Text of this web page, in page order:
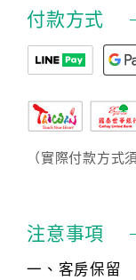
付款方式
（實際付款方式
注意事項
一、客房保留